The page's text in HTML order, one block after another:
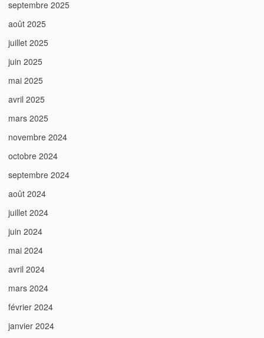
septembre 2025
août 2025
juillet 2025
juin 2025
mai 2025
avril 2025
mars 2025
novembre 2024
octobre 2024
septembre 2024
août 2024
juillet 2024
juin 2024
mai 2024
avril 2024
mars 2024
février 2024
janvier 2024